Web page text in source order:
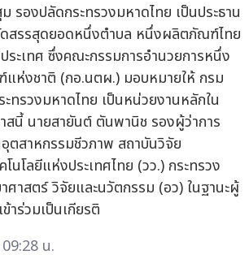
รองปลัดกระทรวงมหาดไทย เป็นประธาน
ดสรรสุดยอดหนึ่งตำบล หนึ่งผลิตภัณฑ์ไทย
ระเทศ ซึ่งคณะกรรมการอำนวยการหนึ่ง
ห่งชาติ (กอ.นตผ.) มอบหมายให้ กรม
ทรวงมหาดไทย เป็นหน่วยงานหลักใน
สนี้ นายสายันต์ ตันพานิช รองผู้ว่าการ
สาหกรรมชีวภาพ สถาบันวิจัย
นโลยีแห่งประเทศไทย (วว.) กระทรวง
ศาสตร์ วิจัยและนวัตกรรม (อว) ในฐานะผู้
าร่วมเป็นเกียรติ
น.